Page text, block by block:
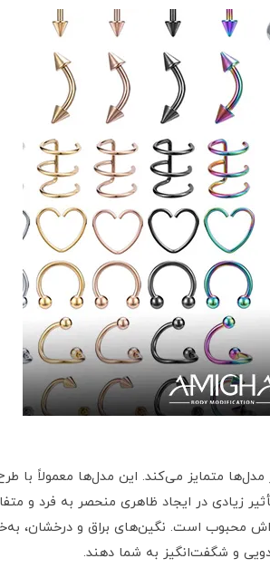
متمایز می‌کند. این مدل‌ها معمولاً با
زیادی در ایجاد ظاهری منحصر به فرد و
محبوب است. نگین‌های براق و درخشان،
و شگفت‌انگیز به شما دهند.